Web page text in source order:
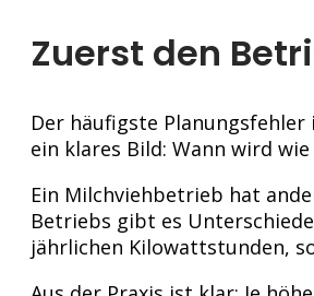
Zuerst den
Der häufigste
ein klares Bild: Wann wird
Ein Milchviehbetrieb hat
Betriebs gibt es
jährlichen Kilowattstunden,